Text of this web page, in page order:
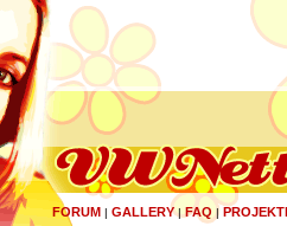
FORUM | GALLERY|FAQ |